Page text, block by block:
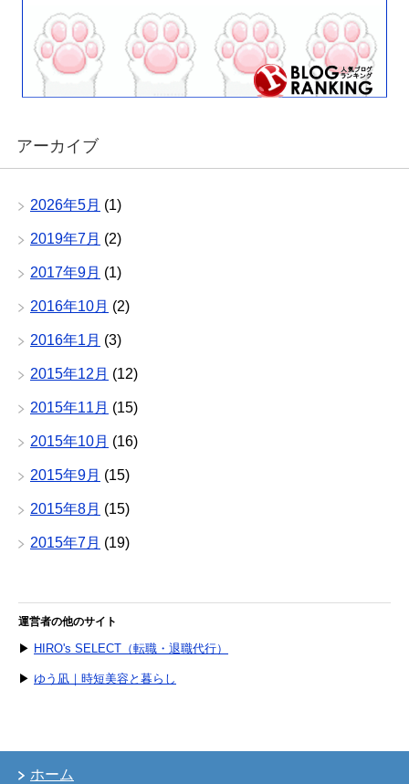
アーカイブ
2026年5月 (1)
2019年7月 (2)
2017年9月 (1)
2016年10月 (2)
2016年1月 (3)
2015年12月 (12)
2015年11月 (15)
2015年10月 (16)
2015年9月 (15)
2015年8月 (15)
2015年7月 (19)
運営者の他のサイト
▶ HIRO's SELECT（転職・退職代行）
▶ ゆう凪｜時短美容と暮らし
ホーム